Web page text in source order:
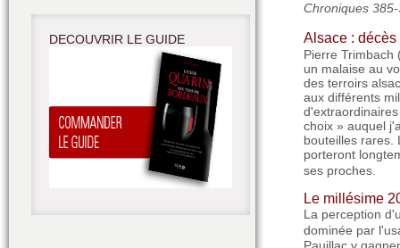
Chroniques
Alsace :
Pierre Trimbach
un malaise au
des terroirs
aux différents
choix » auquel
bouteilles rares.
porteront
ses proches.
Le millésime
La perception
dominée par
DECOUVRIR LE GUIDE